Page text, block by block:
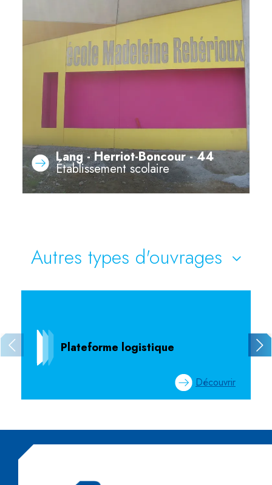
Lang - Herriot-Boncour - 44
Établissement scolaire
Autres types d'ouvrages
Plateforme logistique
Découvrir